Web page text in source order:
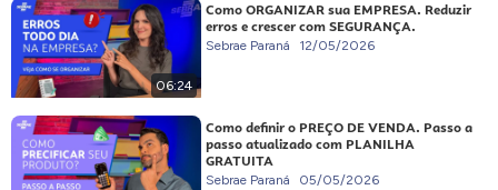
06:24
Como ORGANIZAR sua EMPRESA. Reduzir
erros e crescer com SEGURANÇA.
Sebrae Paraná 12/05/2026
Como definir o PREÇO DE VENDA. Passo a
passo atualizado com PLANILHA
GRATUITA
Sebrae Paraná 05/05/2026